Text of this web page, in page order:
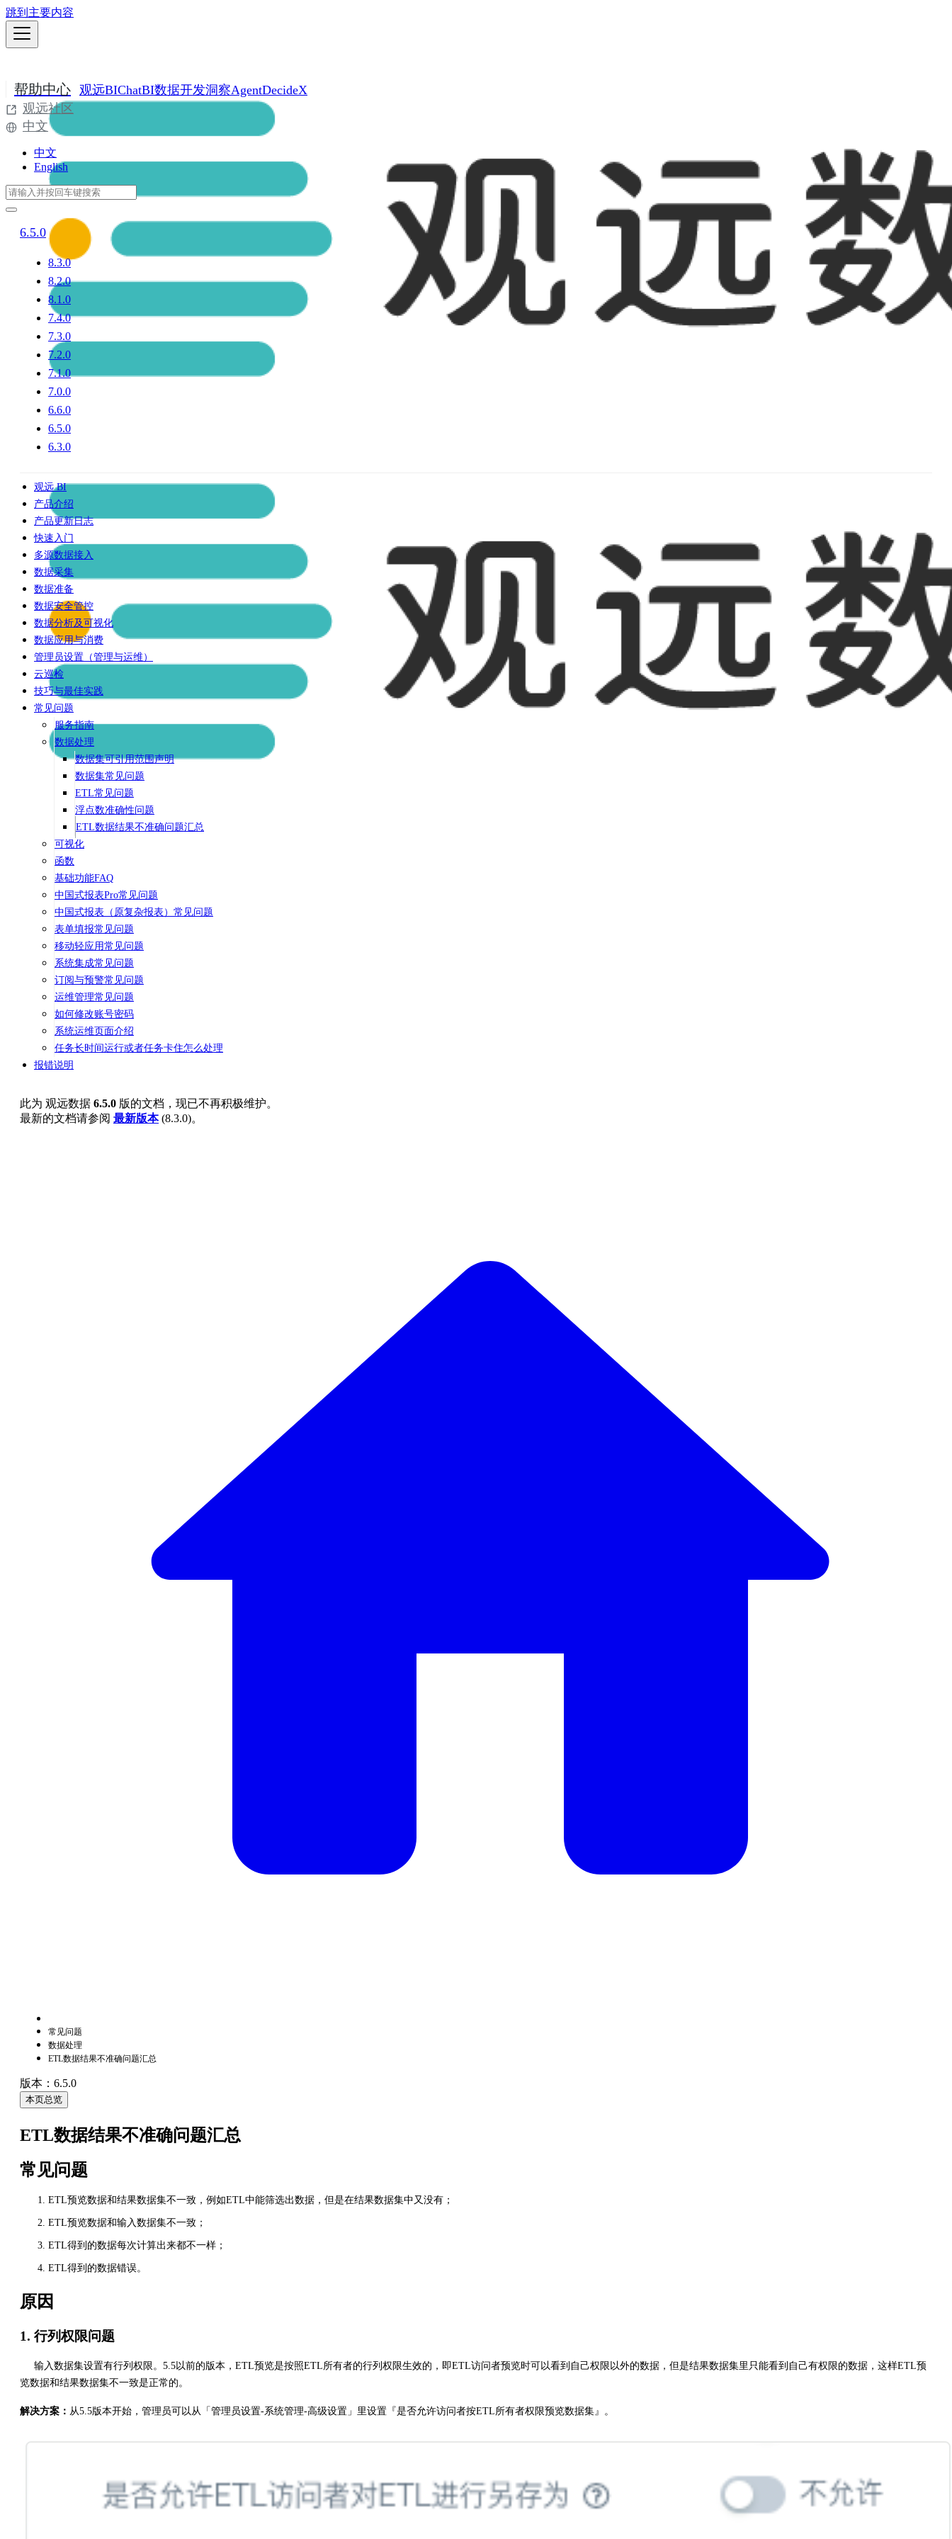
跳到主要内容
帮助中心 观远BIChatBI数据开发洞察AgentDecideX
观远社区
中文
中文
English
6.5.0
8.3.0
8.2.0
8.1.0
7.4.0
7.3.0
7.2.0
7.1.0
7.0.0
6.6.0
6.5.0
6.3.0
观远 BI
产品介绍
产品更新日志
快速入门
多源数据接入
数据采集
数据准备
数据安全管控
数据分析及可视化
数据应用与消费
管理员设置（管理与运维）
云巡检
技巧与最佳实践
常见问题
服务指南
数据处理
数据集可引用范围声明
数据集常见问题
ETL常见问题
浮点数准确性问题
ETL数据结果不准确问题汇总
可视化
函数
基础功能FAQ
中国式报表Pro常见问题
中国式报表（原复杂报表）常见问题
表单填报常见问题
移动轻应用常见问题
系统集成常见问题
订阅与预警常见问题
运维管理常见问题
如何修改账号密码
系统运维页面介绍
任务长时间运行或者任务卡住怎么处理
报错说明
此为 观远数据 6.5.0 版的文档，现已不再积极维护。
最新的文档请参阅 最新版本(8.3.0)。
常见问题
数据处理
ETL数据结果不准确问题汇总
版本：6.5.0
本页总览
ETL数据结果不准确问题汇总
常见问题
ETL预览数据和结果数据集不一致，例如ETL中能筛选出数据，但是在结果数据集中又没有；
ETL预览数据和输入数据集不一致；
ETL得到的数据每次计算出来都不一样；
ETL得到的数据错误。
原因
1. 行列权限问题
输入数据集设置有行列权限。5.5以前的版本，ETL预览是按照ETL所有者的行列权限生效的，即ETL访问者预览时可以看到自己权限以外的数据，但是结果数据集里只能看到自己有权限的数据，这样ETL预
览数据和结果数据集不一致是正常的。
解决方案： 从5.5版本开始，管理员可以从「管理员设置-系统管理-高级设置」里设置『是否允许访问者按ETL所有者权限预览数据集』。